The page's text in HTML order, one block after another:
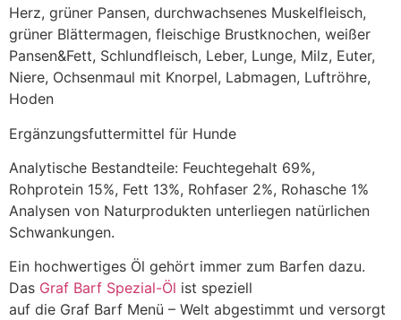
Herz, grüner Pansen, durchwachsenes Muskelfleisch,
grüner Blättermagen, fleischige Brustknochen, weißer
Pansen&Fett, Schlundfleisch, Leber, Lunge, Milz, Euter,
Niere, Ochsenmaul mit Knorpel, Labmagen, Luftröhre,
Hoden
Ergänzungsfuttermittel für Hunde
Analytische Bestandteile: Feuchtegehalt 69%,
Rohprotein 15%, Fett 13%, Rohfaser 2%, Rohasche 1%
Analysen von Naturprodukten unterliegen natürlichen
Schwankungen.
Ein hochwertiges Öl gehört immer zum Barfen dazu.
Das Graf Barf Spezial-Öl ist speziell
auf die Graf Barf Menü – Welt abgestimmt und versorgt